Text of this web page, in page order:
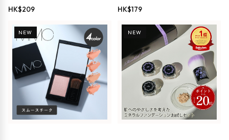
HK$209 HK$179
NEW NEW